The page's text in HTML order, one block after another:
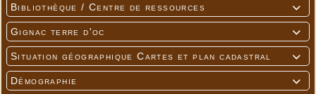

Bibliothèque / Centre de ressources

Gignac terre d'oc

Situation géographique Cartes et plan cadastral

Démographie